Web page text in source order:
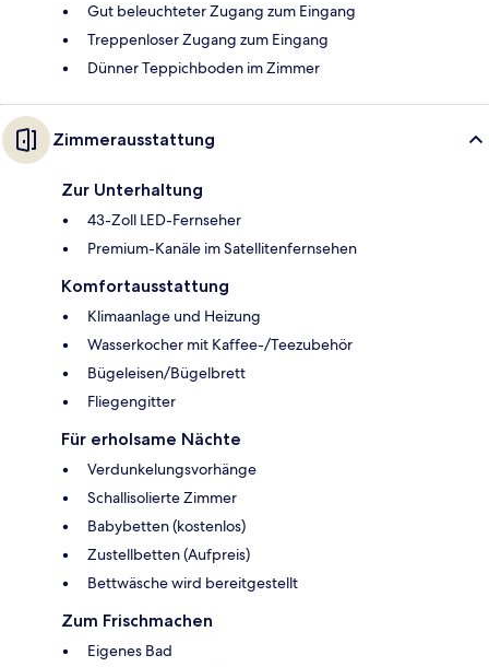
Gut beleuchteter Zugang zum Eingang
Treppenloser Zugang zum Eingang
Dünner Teppichboden im Zimmer
Zimmerausstattung
Zur Unterhaltung
43-Zoll LED-Fernseher
Premium-Kanäle im Satellitenfernsehen
Komfortausstattung
Klimaanlage und Heizung
Wasserkocher mit Kaffee-/Teezubehör
Bügeleisen/Bügelbrett
Fliegengitter
Für erholsame Nächte
Verdunkelungsvorhänge
Schallisolierte Zimmer
Babybetten (kostenlos)
Zustellbetten (Aufpreis)
Bettwäsche wird bereitgestellt
Zum Frischmachen
Eigenes Bad